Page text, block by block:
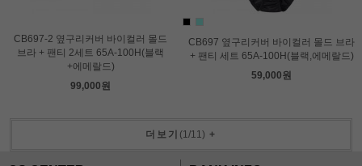
CB697-2 옆구리커버 바이컬러 몰드
브라 + 팬티 2세트 65A-100H(블랙
+에메랄드)
99,000원
CB697 옆구리커버 바이컬러 몰드 브라
+ 팬티 세트 65A-100H(블랙,에메랄드)
59,000원
더보기 (1/11) +